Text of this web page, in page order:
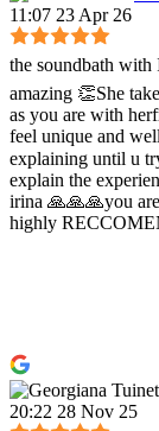
11:07 23 Apr 26
the soundbath with
amazing 👏She
as you are with
feel unique and
explaining until u
explain the
irina 🙏🙏🙏you
highly
20:22 28 Nov 25